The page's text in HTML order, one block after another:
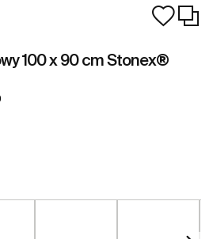
100 x 90 cm Stonex®